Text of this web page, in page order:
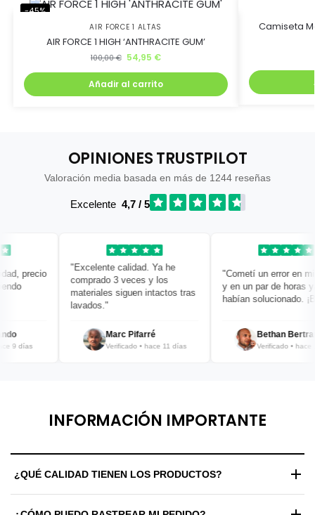
-45%
AIR FORCE 1 ALTAS
AIR FORCE 1 HIGH ‘ANTHRACITE GUM’
100,00€ 54,95 €
Añadir al carrito
Camiseta
OPINIONES TRUSTPILOT
Valoración media basada en más de 1244 reseñas
Excelente 4,7 / 5
precio
9 días
"Excelente calidad. Ya he
comprado 3 veces y los
materiales siguen intactos tras
lavados."
Marc Pifarré
Verificado • hace 11 días
"Cometí un error en mi
y en un par de horas ya
habían solucionado.
Bethan Bertrand
Verificado • hace 12
INFORMACIÓN IMPORTANTE
¿QUÉ CALIDAD TIENEN LOS PRODUCTOS?